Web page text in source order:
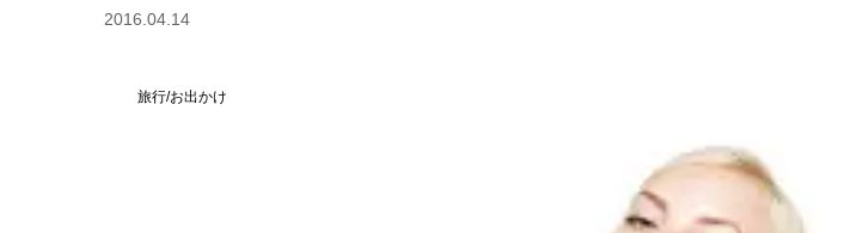
2016.04.14
旅行/お出かけ